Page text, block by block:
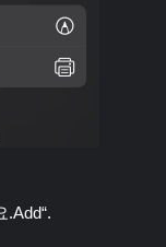
.Add“.